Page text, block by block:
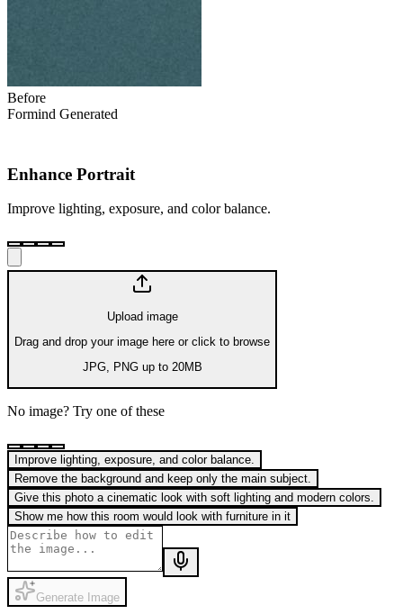
Before
Formind Generated
Enhance Portrait
Improve lighting, exposure, and color balance.
Upload image
Drag and drop your image here or click to browse
JPG, PNG up to 20MB
No image? Try one of these
Improve lighting, exposure, and color balance.
Remove the background and keep only the main subject.
Give this photo a cinematic look with soft lighting and modern colors.
Show me how this room would look with furniture in it
Generate Image